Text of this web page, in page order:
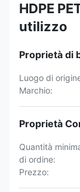
HDPE
utilizzo
Proprietà di
Luogo di
Marchio:
Proprietà
Quantità
di ordine:
Prezzo: